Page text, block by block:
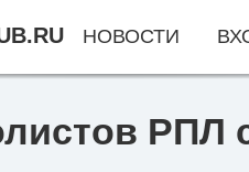
РПЛ
НОВОСТИ